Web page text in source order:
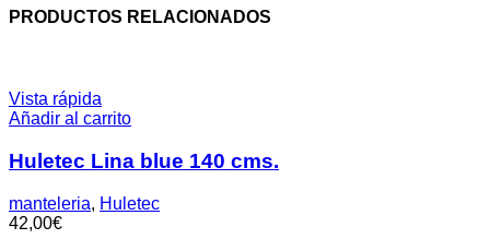
PRODUCTOS RELACIONADOS
Vista rápida
Añadir al carrito
Huletec Lina blue 140 cms.
manteleria, Huletec
42,00€